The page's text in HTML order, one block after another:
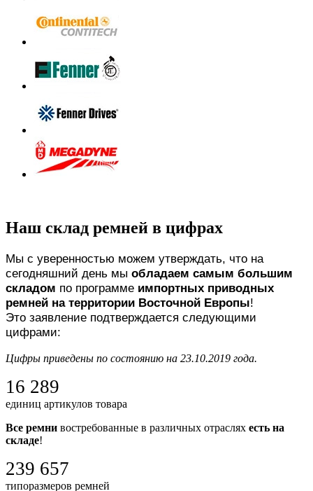
Наш склад ремней в цифрах
Мы с уверенностью можем утверждать, что на
сегодняшний день мы обладаем самым большим
складом по программе импортных приводных
ремней на территории Восточной Европы!
Это заявление подтверждается следующими
цифрами:
Цифры приведены по состоянию на 23.10.2019 года.
16 289
единиц артикулов товара
Все ремни востребованные в различных отраслях есть на
складе!
239 657
типоразмеров ремней